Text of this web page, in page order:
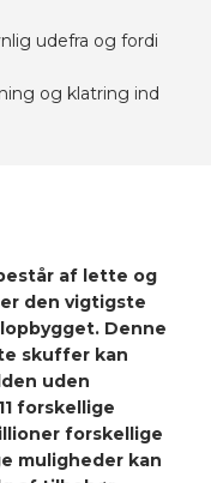
udefra og fordi
og klatring ind
af lette og
den vigtigste
Denne
skuffer kan
uden
forskellige
forskellige
muligheder kan